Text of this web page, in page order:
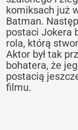
komiksach już
Batman.
postaci Jokera
rola, którą
Aktor był tak
bohatera, że
postacią
filmu.